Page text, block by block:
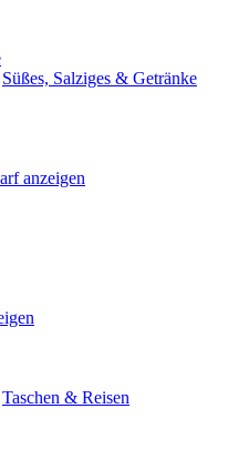
Süßes, Salziges & Getränke
anzeigen
Taschen & Reisen